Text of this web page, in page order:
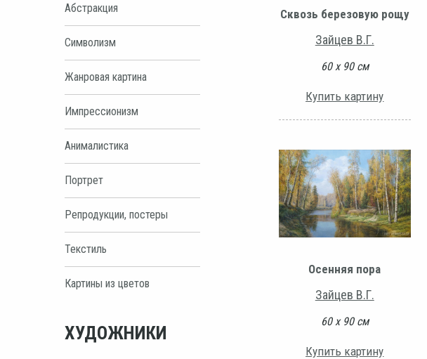
Абстракция
Символизм
Жанровая картина
Импрессионизм
Анималистика
Портрет
Репродукции, постеры
Текстиль
Картины из цветов
ХУДОЖНИКИ
Сквозь березовую рощу
Зайцев В.Г.
60 х 90 см
Купить картину
Осенняя пора
Зайцев В.Г.
60 х 90 см
Купить картину